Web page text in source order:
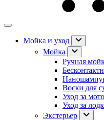
Мойка и уход
Мойка
Ручная
Воски для
Уход за
Уход за
Экстерьер